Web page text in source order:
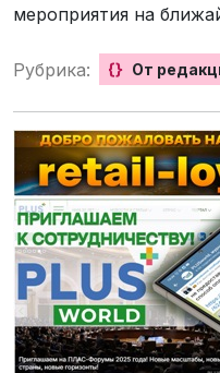
мероприятия на
Рубрика: {} От